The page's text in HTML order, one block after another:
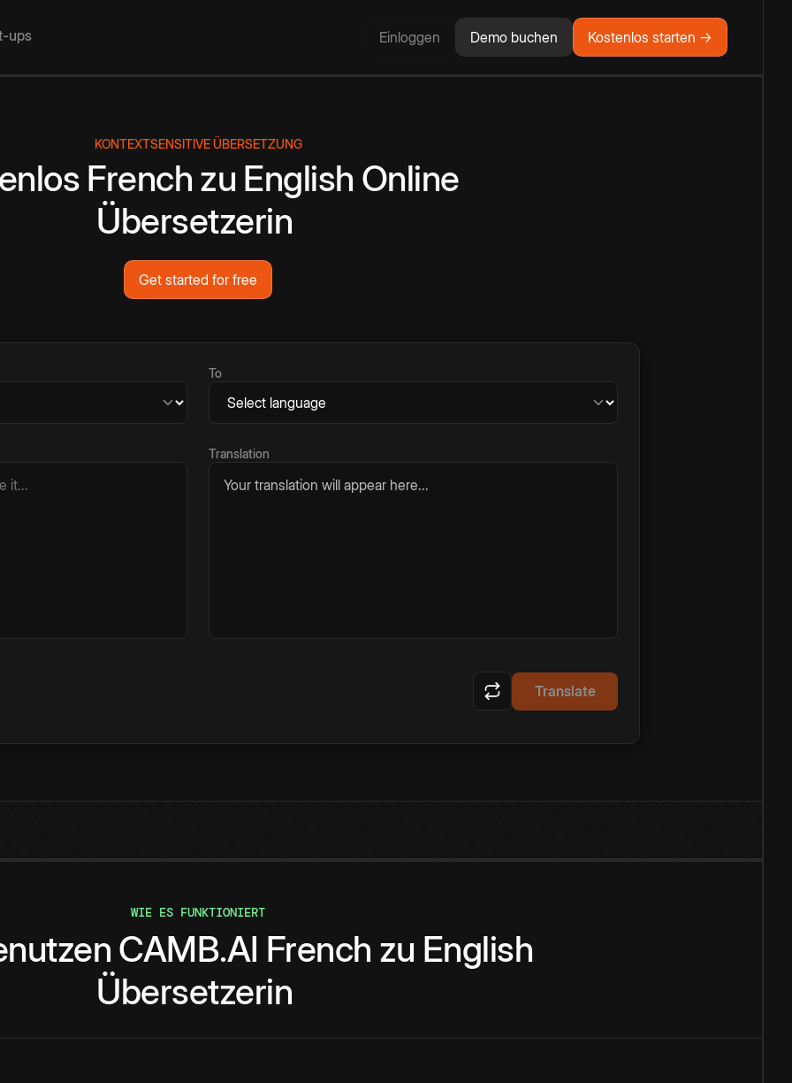
ups Einloggen Demo buchen Kostenlos starten →
KONTEXTSENSITIVE ÜBERSETZUNG
French zu English Online
Übersetzerin
Get started for free
To
Translation
Your translation will appear here...
Translate
WIE ES FUNKTIONIERT
CAMB.AI French zu English
Übersetzerin